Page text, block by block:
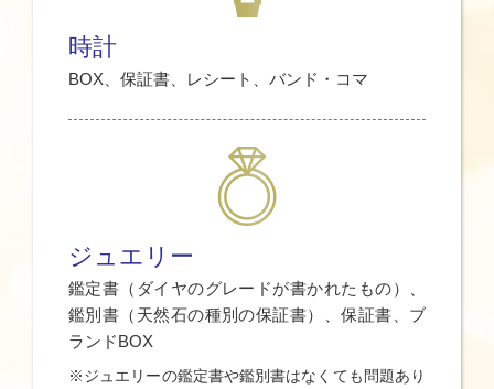
時計
BOX、保証書、レシート、バンド・コマ
ジュエリー
鑑定書（ダイヤのグレードが書かれたもの）、
鑑別書（天然石の種別の保証書）、保証書、ブ
ランドBOX
※ジュエリーの鑑定書や鑑別書はなくても問題あり